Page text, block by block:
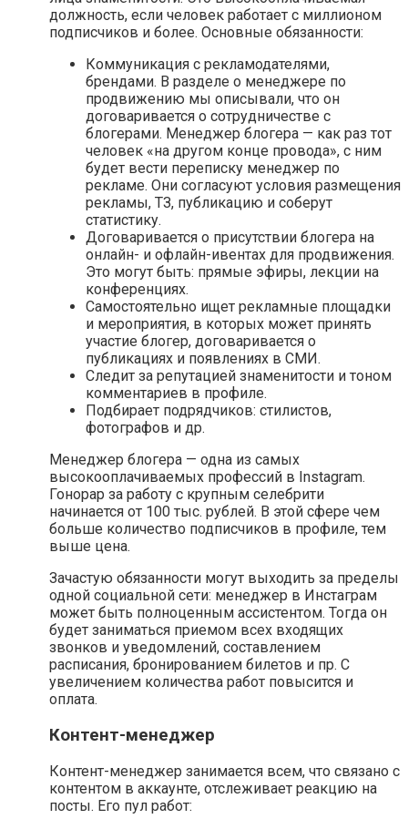
должность, если человек работает с миллионом
подписчиков и более. Основные обязанности:
Коммуникация с рекламодателями,
брендами. В разделе о менеджере по
продвижению мы описывали, что он
договаривается о сотрудничестве с
блогерами. Менеджер блогера — как раз тот
человек «на другом конце провода», с ним
будет вести переписку менеджер по
рекламе. Они согласуют условия размещения
рекламы, ТЗ, публикацию и соберут
статистику.
Договаривается о присутствии блогера на
онлайн- и офлайн-ивентах для продвижения.
Это могут быть: прямые эфиры, лекции на
конференциях.
Самостоятельно ищет рекламные площадки
и мероприятия, в которых может принять
участие блогер, договаривается о
публикациях и появлениях в СМИ.
Следит за репутацией знаменитости и тоном
комментариев в профиле.
Подбирает подрядчиков: стилистов,
фотографов и др.
Менеджер блогера — одна из самых
высокооплачиваемых профессий в Instagram.
Гонорар за работу с крупным селебрити
начинается от 100 тыс. рублей. В этой сфере чем
больше количество подписчиков в профиле, тем
выше цена.
Зачастую обязанности могут выходить за пределы
одной социальной сети: менеджер в Инстаграм
может быть полноценным ассистентом. Тогда он
будет заниматься приемом всех входящих
звонков и уведомлений, составлением
расписания, бронированием билетов и пр. С
увеличением количества работ повысится и
оплата.
Контент-менеджер
Контент-менеджер занимается всем, что связано с
контентом в аккаунте, отслеживает реакцию на
посты. Его пул работ: